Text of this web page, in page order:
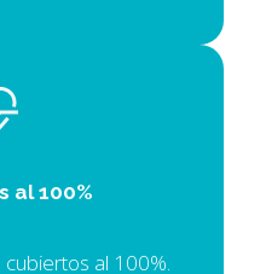
al 100%
al 100%.